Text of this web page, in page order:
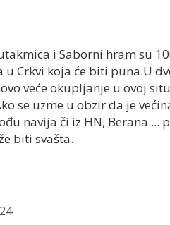
i Saborni hram su
Crkvi koja će biti puna.U
veće okupljanje u ovoj
se uzme u obzir da je
navija či iz HN, Berana....
biti svašta.